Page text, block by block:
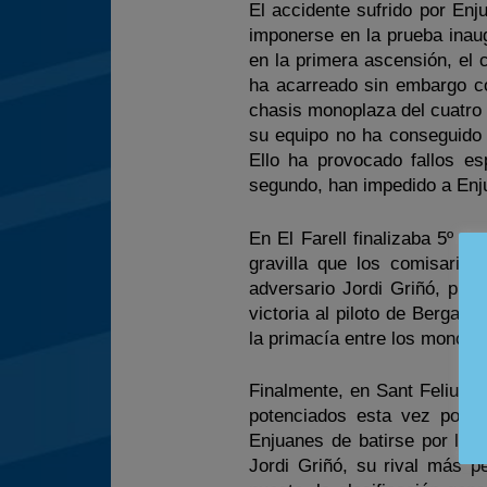
El accidente sufrido por
imponerse en la prueba
en la primera ascensión, el
ha acarreado sin embargo
chasis monoplaza del
su equipo no ha
Ello ha provocado fallos
segundo, han impedido a
En El Farell finalizaba 5º y
gravilla que los
adversario Jordi Griñó,
victoria al piloto de Berga,
la primacía entre los
Finalmente, en Sant Feliu
potenciados esta vez por
Enjuanes de batirse por la
Jordi Griñó, su rival más